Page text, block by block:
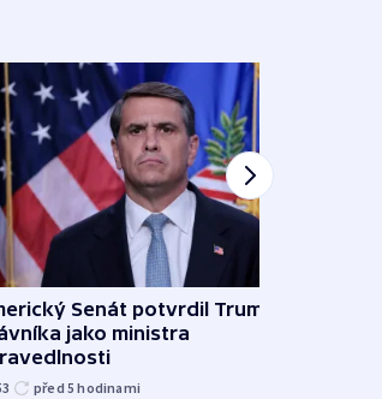
Senát potvrdil Trumpova
jako ministra
před 5hodinami